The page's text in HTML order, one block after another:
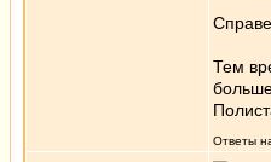
Тем
Ответы